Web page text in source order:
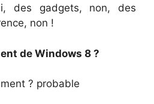
des gadgets, non, des
non !
de Windows 8 ?
? probable